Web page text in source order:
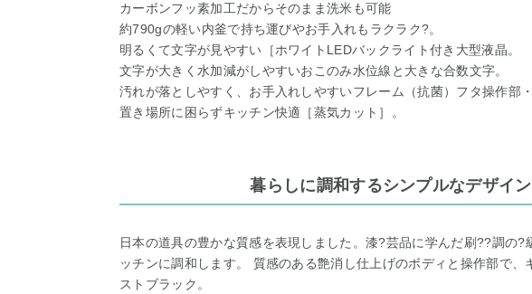
カーボンフッ素加工だからそのまま洗米も可能
約790gの軽い内釜で持ち運びやお手入れもラクラク?。
明るくて文字が見やすい［ホワイトLEDバックライト付き大型液晶。
文字が大きく水加減がしやすいおこのみ水位線と大きな合数文字。
汚れが落としやすく、お手入れしやすいフレーム（抗菌）フタ操作部
置き場所に困らずキッチン快適［蒸気カット］。
暮らしに調和するシンプルなデザイン
日本の道具の豊かな質感を表現しました。漆?芸品に学んだ刷??調の?
ッチンに調和します。 質感のある艶消し仕上げのボディと操作部で、
ストブラック。